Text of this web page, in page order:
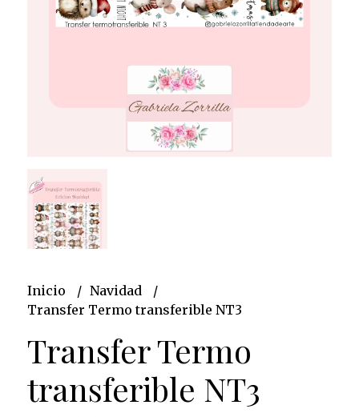
Inicio
Navidad
Transfer Termo transferible NT3
Transfer Termo
transferible NT3